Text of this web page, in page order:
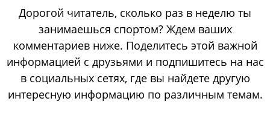
Дорогой читатель, сколько раз в неделю ты
занимаешься спортом? Ждем ваших
комментариев ниже. Поделитесь этой важной
информацией с друзьями и подпишитесь на нас
в социальных сетях, где вы найдете другую
интересную информацию по различным темам.